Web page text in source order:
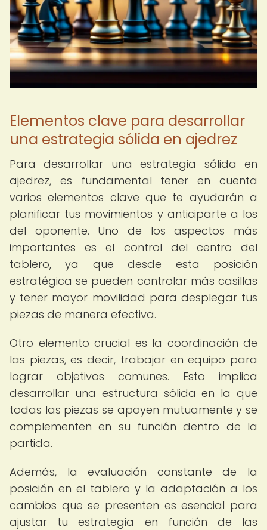
Elementos clave para desarrollar
una estrategia sólida en ajedrez
Para desarrollar una estrategia sólida en
ajedrez, es fundamental tener en cuenta
varios elementos clave que te ayudarán a
planificar tus movimientos y anticiparte a los
del oponente. Uno de los aspectos más
importantes es el control del centro del
tablero, ya que desde esta posición
estratégica se pueden controlar más casillas
y tener mayor movilidad para desplegar tus
piezas de manera efectiva.
Otro elemento crucial es la coordinación de
las piezas, es decir, trabajar en equipo para
lograr objetivos comunes. Esto implica
desarrollar una estructura sólida en la que
todas las piezas se apoyen mutuamente y se
complementen en su función dentro de la
partida.
Además, la evaluación constante de la
posición en el tablero y la adaptación a los
cambios que se presenten es esencial para
ajustar tu estrategia en función de las